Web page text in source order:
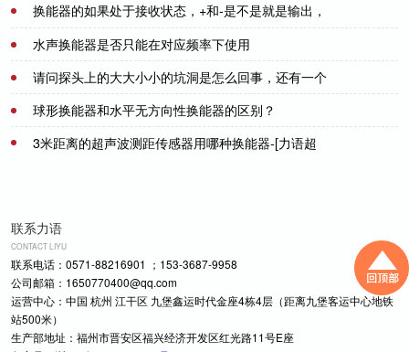
换能器的如果处于接收状态，+和-是不是就是输出，
这时候不用给它供电驱动吗？
水声换能器是否只能在对应频率下使用
请问探头上的大大小小的坑洞是怎么回事，还有一个
小孔没拍出来，已经通入了探头元件内部。
球形换能器和水平无方向性换能器的区别？
3米距离的超声波测距传感器用哪种换能器-[力语超
联系力语
CONTACT LIYU
联系电话：0571-88216901 ；153-3687-9958
公司邮箱：1650770400@qq.com
运营中心：中国 杭州 江干区 九堡鑫运时代金座4栋4层（距离九堡客运中心地铁
站500米）
生产部地址：福州市晋安区福兴经济开发区红光路11号E座